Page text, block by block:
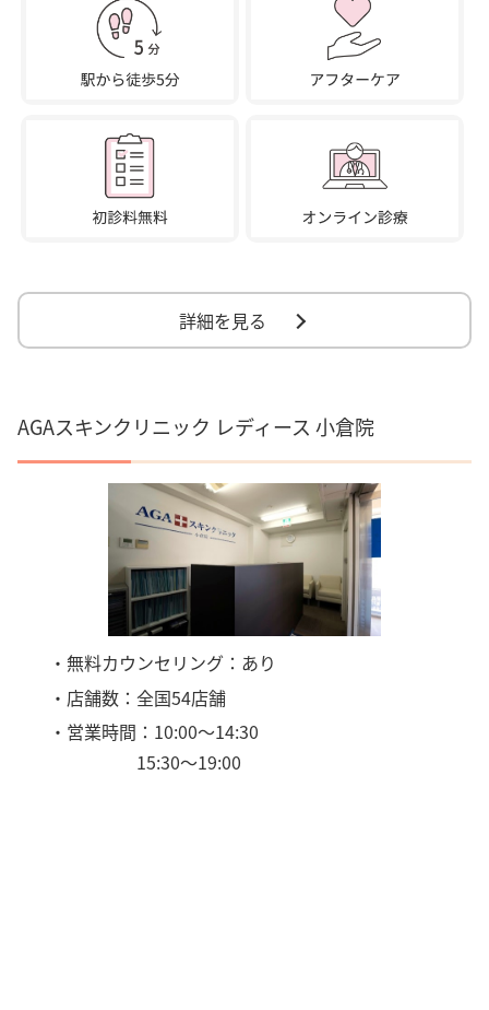
詳細を見る
AGAスキンクリニック レディース 小倉院
・無料カウンセリング：あり
・店舗数：全国54店舗
・営業時間：10:00〜14:30
15:30〜19:00